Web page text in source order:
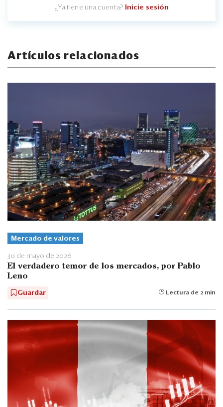
¿Ya tiene una cuenta? Inicie sesión
Artículos relacionados
Mercado de valores
30 de mayo de 2026
El verdadero temor de los mercados, por Pablo
Leno
Guardar Lectura de 2 min